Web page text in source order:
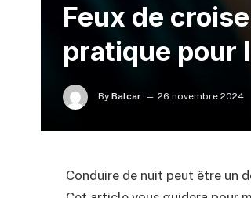
Feux de
pratique pour
By Balcar 26 novembre 2024
Conduire de nuit peut être un